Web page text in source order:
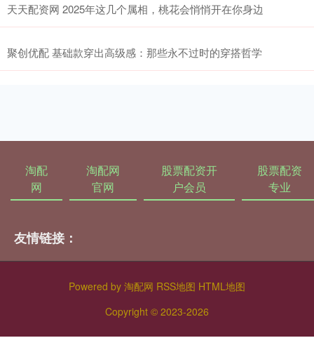
天天配资网 2025年这几个属相，桃花会悄悄开在你身边
聚创优配 基础款穿出高级感：那些永不过时的穿搭哲学
淘配
网
淘配网
官网
股票配资开
户会员
股票配资
专业
友情链接：
Powered by 淘配网 RSS地图 HTML地图
Copyright © 2023-2026